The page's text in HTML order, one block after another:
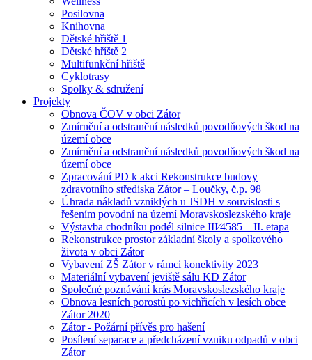
Posilovna
Knihovna
Dětské hřiště 1
Dětské hříště 2
Multifunkční hřiště
Cyklotrasy
Spolky & sdružení
Projekty
Obnova ČOV v obci Zátor
Zmírnění a odstranění následků povodňových škod na
území obce
Zmírnění a odstranění následků povodňových škod na
území obce
Zpracování PD k akci Rekonstrukce budovy
zdravotního střediska Zátor – Loučky, č.p. 98
Úhrada nákladů vzniklých u JSDH v souvislosti s
řešením povodní na území Moravskoslezského kraje
Výstavba chodníku podél silnice III⁄4585 – II. etapa
Rekonstrukce prostor základní školy a spolkového
života v obci Zátor
Vybavení ZŠ Zátor v rámci konektivity 2023
Materiální vybavení jeviště sálu KD Zátor
Společné poznávání krás Moravskoslezského kraje
Obnova lesních porostů po vichřicích v lesích obce
Zátor 2020
Zátor - Požární přívěs pro hašení
Posílení separace a předcházení vzniku odpadů v obci
Zátor